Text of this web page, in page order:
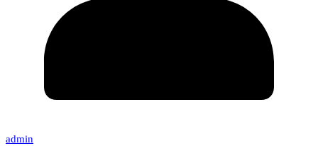
admin